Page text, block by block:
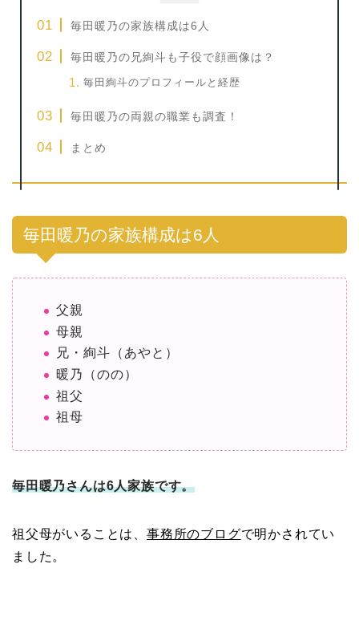
毎田暖乃の家族構成は6人
毎田暖乃の兄絢斗も子役で顔画像は？
毎田絢斗のプロフィールと経歴
毎田暖乃の両親の職業も調査！
まとめ
毎田暖乃の家族構成は6人
父親
母親
兄・絢斗（あやと）
暖乃（のの）
祖父
祖母
毎田暖乃さんは6人家族です。
祖父母がいることは、 事務所のブログで明かされてい
ました。